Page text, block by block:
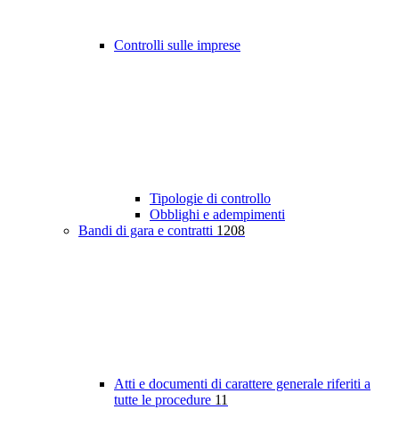
Controlli sulle imprese
Tipologie di controllo
Obblighi e adempimenti
Bandi di gara e contratti 1208
Atti e documenti di carattere generale riferiti a
tutte le procedure 11